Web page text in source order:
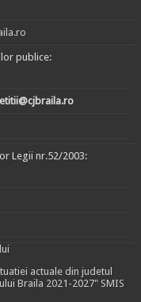
publice:
Legii nr.52/2003:
actuale din judetul
Braila 2021-2027" SMIS